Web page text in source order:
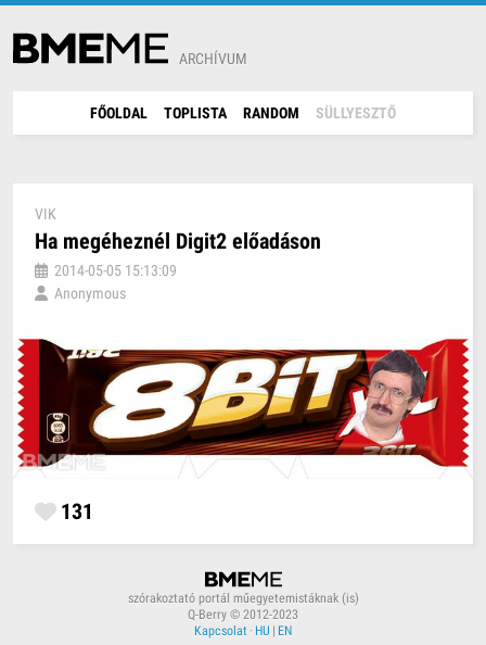
ARCHÍVUM
FŐOLDAL TOPLISTA RANDOM SÜLLYESZTŐ
VIK
Ha megéheznél Digit2 előadáson
2014-05-05 15:13:09
Anonymous
131
szórakoztató portál műegyetemistáknak (is)
Q-Berry © 2012-2023
Kapcsolat · HU | EN